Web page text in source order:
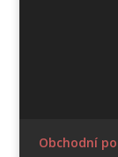
Obchodní